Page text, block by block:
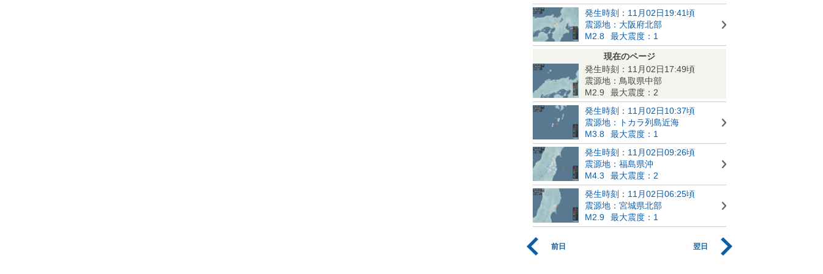
発生時刻：11月02日19:41頃
震源地：大阪府北部
M2.8
最大震度：1
現在のページ
発生時刻：11月02日17:49頃
震源地：鳥取県中部
M2.9
最大震度：2
発生時刻：11月02日10:37頃
震源地：トカラ列島近海
M3.8
最大震度：1
発生時刻：11月02日09:26頃
震源地：福島県沖
M4.3
最大震度：2
発生時刻：11月02日06:25頃
震源地：宮城県北部
M2.9
最大震度：1
前日 翌日